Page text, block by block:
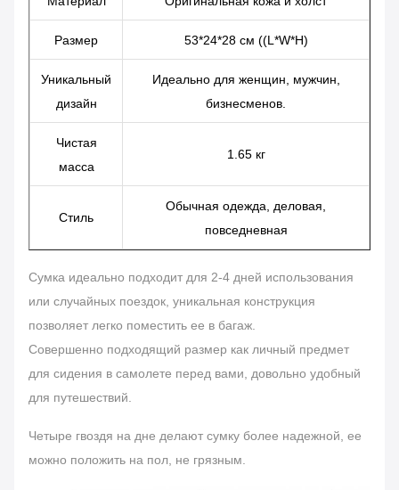
Размер 53*24*28 см ((L*W*H)
Уникальный
дизайн
Идеально для женщин, мужчин,
бизнесменов.
Чистая
масса
1.65 кг
Стиль
Обычная одежда, деловая,
повседневная
Сумка идеально подходит для 2-4 дней использования
или случайных поездок, уникальная конструкция
позволяет легко поместить ее в багаж.
Совершенно подходящий размер как личный предмет
для сидения в самолете перед вами, довольно удобный
для путешествий.
Четыре гвоздя на дне делают сумку более надежной, ее
можно положить на пол, не грязным.